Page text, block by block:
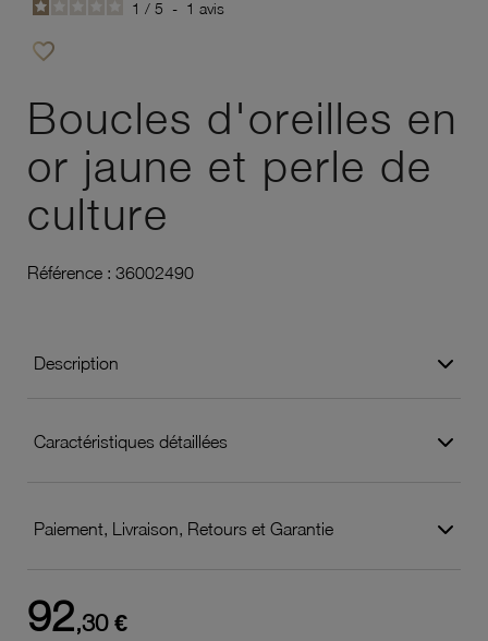
1 / 5 - 1 avis
favorite_border
Boucles d'oreilles en
or jaune et perle de
culture
Référence : 36002490
Description
Caractéristiques détaillées
Paiement, Livraison, Retours et Garantie
92,30 €